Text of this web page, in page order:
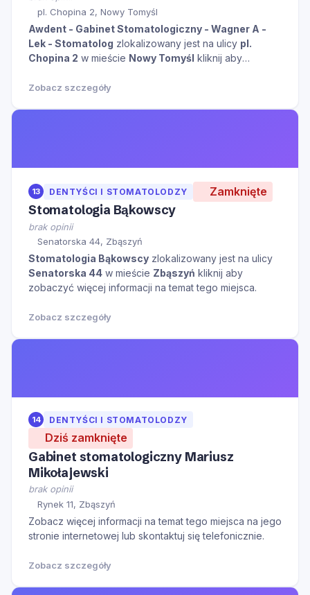
pl. Chopina 2, Nowy Tomyśl
Awdent - Gabinet Stomatologiczny - Wagner A -
Lek - Stomatolog zlokalizowany jest na ulicy pl.
Chopina 2 w mieście Nowy Tomyśl kliknij aby
Zobacz szczegóły
13 DENTYŚCI I STOMATOLODZY Zamknięte
Stomatologia Bąkowscy
brak opinii
Senatorska 44, Zbąszyń
Stomatologia Bąkowscy zlokalizowany jest na ulicy
Senatorska 44 w mieście Zbąszyń kliknij aby
zobaczyć więcej informacji na temat tego miejsca.
Zobacz szczegóły
14 DENTYŚCI I STOMATOLODZY
Dziś zamknięte
Gabinet stomatologiczny Mariusz
Mikołajewski
brak opinii
Rynek 11, Zbąszyń
Zobacz więcej informacji na temat tego miejsca na jego
stronie internetowej lub skontaktuj się telefonicznie.
Zobacz szczegóły